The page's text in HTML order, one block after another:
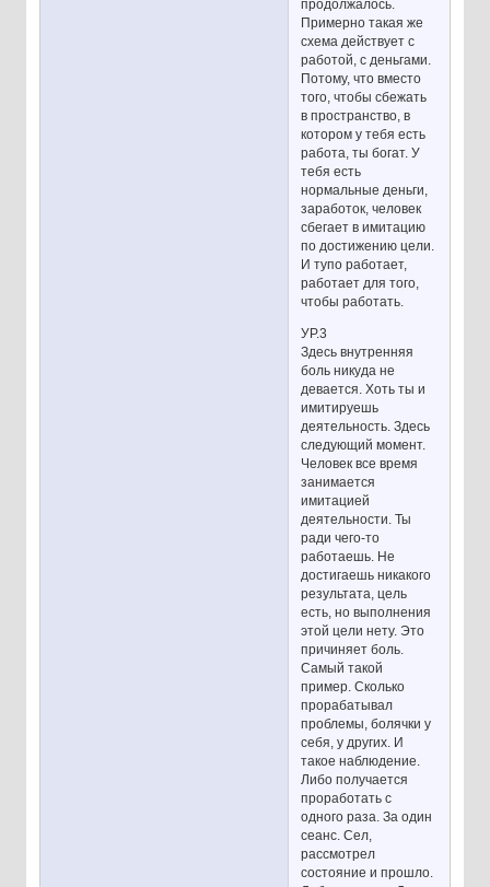
продолжалось.
Примерно такая же
схема действует с
работой, с деньгами.
Потому, что вместо
того, чтобы сбежать
в пространство, в
котором у тебя есть
работа, ты богат. У
тебя есть
нормальные деньги,
заработок, человек
сбегает в имитацию
по достижению цели.
И тупо работает,
работает для того,
чтобы работать.
УР.3
Здесь внутренняя
боль никуда не
девается. Хоть ты и
имитируешь
деятельность. Здесь
следующий момент.
Человек все время
занимается
имитацией
деятельности. Ты
ради чего-то
работаешь. Не
достигаешь никакого
результата, цель
есть, но выполнения
этой цели нету. Это
причиняет боль.
Самый такой
пример. Сколько
прорабатывал
проблемы, болячки у
себя, у других. И
такое наблюдение.
Либо получается
проработать с
одного раза. За один
сеанс. Сел,
рассмотрел
состояние и прошло.